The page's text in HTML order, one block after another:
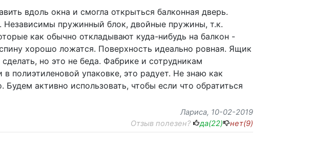
вдоль окна и смогла открыться балконная дверь.
Независимы пружинный блок, двойные пружины, т.к.
как обычно откладывают куда-нибудь на балкон -
хорошо ложатся. Поверхность идеально ровная. Ящик
но это не беда. Фабрике и сотрудникам
полиэтиленовой упаковке, это радует. Не знаю как
активно использовать, чтобы если что обратиться
Лариса, 10-02-2019
Отзыв полезен?
да(22) нет(9)